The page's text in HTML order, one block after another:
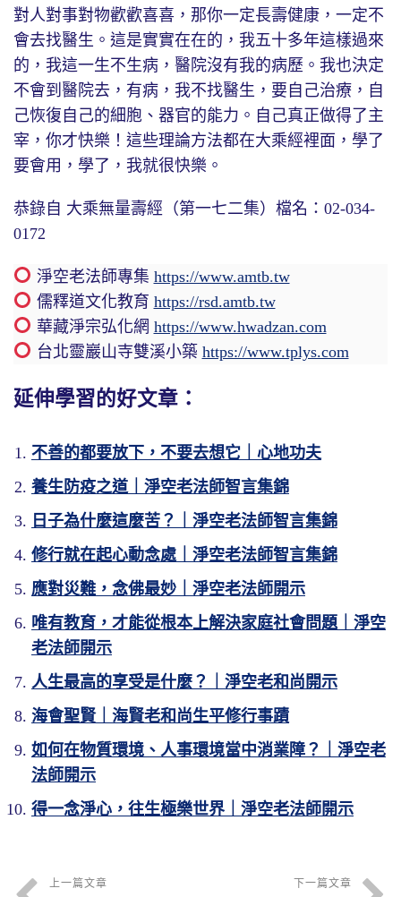
對人對事對物歡歡喜喜，那你一定長壽健康，一定不
會去找醫生。這是實實在在的，我五十多年這樣過來
的，我這一生不生病，醫院沒有我的病歷。我也決定
不會到醫院去，有病，我不找醫生，要自己治療，自
己恢復自己的細胞、器官的能力。自己真正做得了主
宰，你才快樂！這些理論方法都在大乘經裡面，學了
要會用，學了，我就很快樂。
恭錄自 大乘無量壽經（第一七二集）檔名：02-034-
0172
淨空老法師專集 https://www.amtb.tw
儒釋道文化教育 https://rsd.amtb.tw
華藏淨宗弘化網 https://www.hwadzan.com
台北靈巖山寺雙溪小築 https://www.tplys.com
延伸學習的好文章：
不善的都要放下，不要去想它｜心地功夫
養生防疫之道｜淨空老法師智言集錦
日子為什麼這麼苦？｜淨空老法師智言集錦
修行就在起心動念處｜淨空老法師智言集錦
應對災難，念佛最妙｜淨空老法師開示
唯有教育，才能從根本上解決家庭社會問題｜淨空
老法師開示
人生最高的享受是什麼？｜淨空老和尚開示
海會聖賢｜海賢老和尚生平修行事蹟
如何在物質環境、人事環境當中消業障？｜淨空老
法師開示
得一念淨心，往生極樂世界｜淨空老法師開示
上一篇文章 下一篇文章